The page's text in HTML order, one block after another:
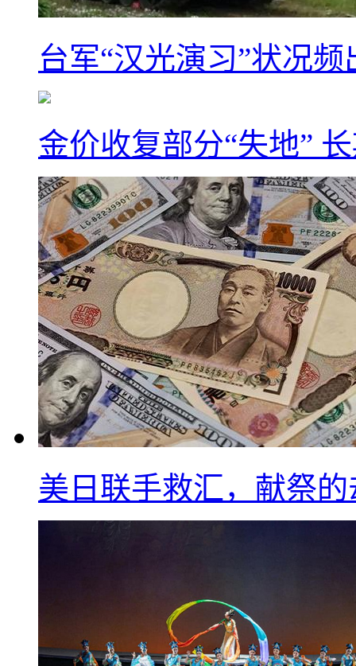
台军“汉光演习”状况
金价收复部分“失地”
美日联手救汇，献祭